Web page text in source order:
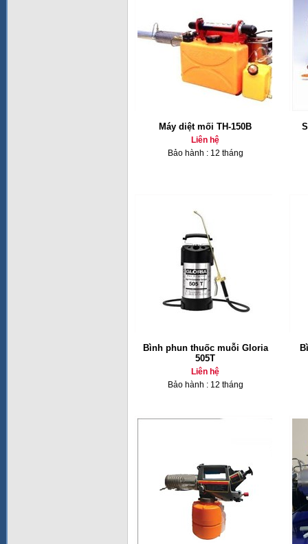
Máy diệt mối TH-150B
Liên hệ
Bảo hành : 12 tháng
Bình phun thuốc muỗi Gloria
505T
Liên hệ
Bảo hành : 12 tháng